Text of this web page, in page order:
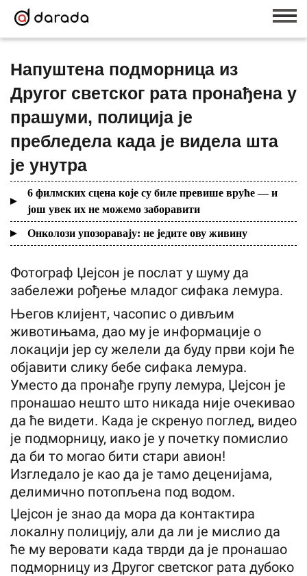
Напуштена подморница из
Другог светског рата пронађена у
прашуми, полиција је
пребледела када је видела шта
је унутра
6 филмских сцена које су биле превише вруће — и
још увек их не можемо заборавити
Онколози упозоравају: не једите ову живину
Фотограф Џејсон је послат у шуму да
забележи рођење младог сифака лемура.
Његов клијент, часопис о дивљим
животињама, дао му је информације о
локацији јер су желели да буду први који ће
објавити слику бебе сифака лемура.
Уместо да пронађе групу лемура, Џејсон је
пронашао нешто што никада није очекивао
да ће видети. Када је скренуо поглед, видео
је подморницу, иако је у почетку помислио
да би то могао бити стари авион!
Изгледало је као да је тамо деценијама,
делимично потопљена под водом.
Џејсон је знао да мора да контактира
локалну полицију, али да ли је мислио да
ће му веровати када тврди да је пронашао
подморницу из Другог светског рата дубоко